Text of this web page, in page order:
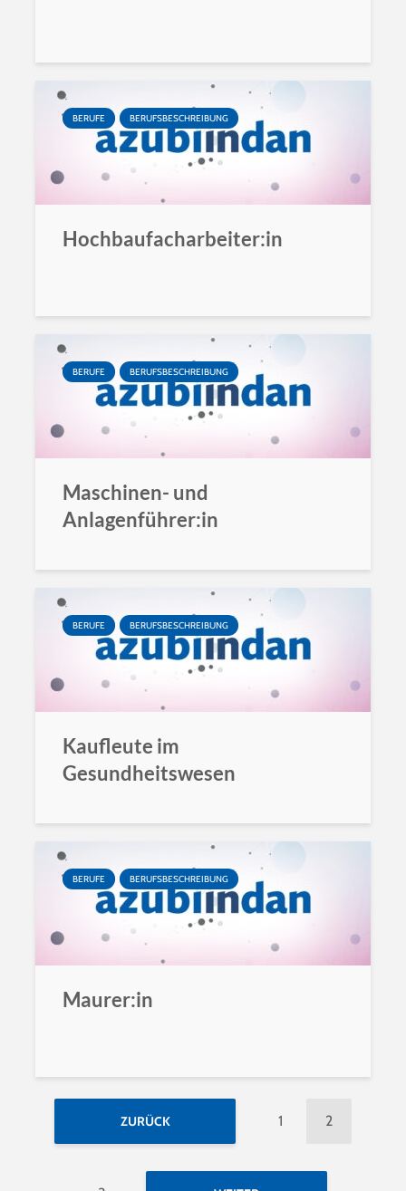
BERUFE BERUFSBESCHREIBUNG
Hochbaufacharbeiter:in
BERUFE BERUFSBESCHREIBUNG
Maschinen- und
Anlagenführer:in
BERUFE BERUFSBESCHREIBUNG
Kaufleute im
Gesundheitswesen
BERUFE BERUFSBESCHREIBUNG
Maurer:in
ZURÜCK 1 2